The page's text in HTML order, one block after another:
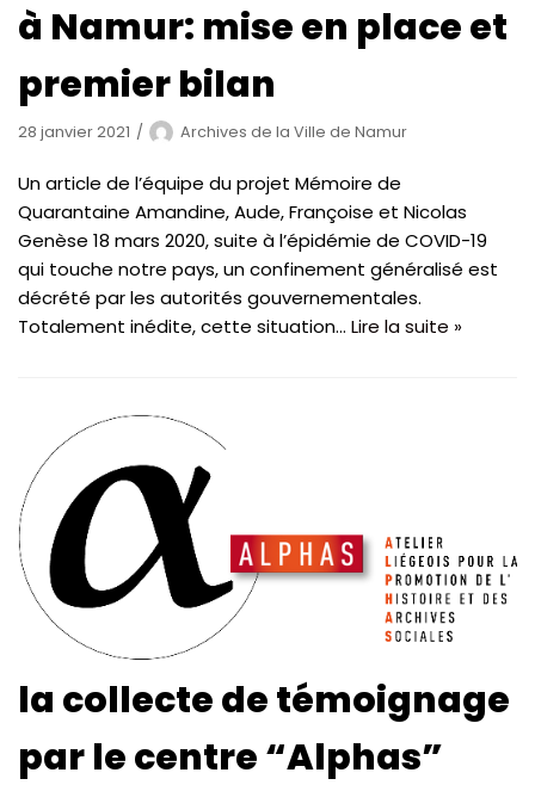
à Namur: mise en place et
premier bilan
28 janvier 2021 Archives de la Ville de Namur
Un article de l’équipe du projet Mémoire de
Quarantaine Amandine, Aude, Françoise et Nicolas
Genèse 18 mars 2020, suite à l’épidémie de COVID-19
qui touche notre pays, un confinement généralisé est
décrété par les autorités gouvernementales.
Totalement inédite, cette situation… Lire la suite »
la collecte de témoignage
par le centre “Alphas”